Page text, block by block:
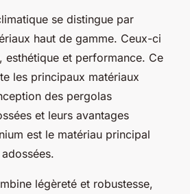
se distingue par
haut de gamme. Ceux-ci
esthétique et performance. Ce
les principaux matériaux
des pergolas
et leurs avantages
est le matériau principal
légèreté et robustesse,